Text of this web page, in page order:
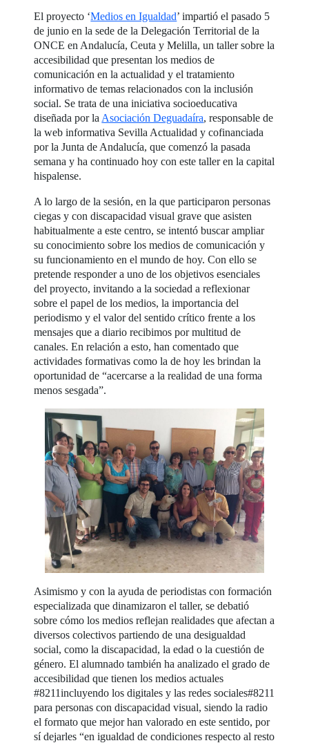
El proyecto ‘Medios en Igualdad’ impartió el pasado 5
de junio en la sede de la Delegación Territorial de la
ONCE en Andalucía, Ceuta y Melilla, un taller sobre la
accesibilidad que presentan los medios de
comunicación en la actualidad y el tratamiento
informativo de temas relacionados con la inclusión
social. Se trata de una iniciativa socioeducativa
diseñada por la Asociación Deguadaíra, responsable de
la web informativa Sevilla Actualidad y cofinanciada
por la Junta de Andalucía, que comenzó la pasada
semana y ha continuado hoy con este taller en la capital
hispalense.
A lo largo de la sesión, en la que participaron personas
ciegas y con discapacidad visual grave que asisten
habitualmente a este centro, se intentó buscar ampliar
su conocimiento sobre los medios de comunicación y
su funcionamiento en el mundo de hoy. Con ello se
pretende responder a uno de los objetivos esenciales
del proyecto, invitando a la sociedad a reflexionar
sobre el papel de los medios, la importancia del
periodismo y el valor del sentido crítico frente a los
mensajes que a diario recibimos por multitud de
canales. En relación a esto, han comentado que
actividades formativas como la de hoy les brindan la
oportunidad de “acercarse a la realidad de una forma
menos sesgada”.
Asimismo y con la ayuda de periodistas con formación
especializada que dinamizaron el taller, se debatió
sobre cómo los medios reflejan realidades que afectan a
diversos colectivos partiendo de una desigualdad
social, como la discapacidad, la edad o la cuestión de
género. El alumnado también ha analizado el grado de
accesibilidad que tienen los medios actuales
#8211incluyendo los digitales y las redes sociales#8211
para personas con discapacidad visual, siendo la radio
el formato que mejor han valorado en este sentido, por
sí dejarles “en igualdad de condiciones respecto al resto